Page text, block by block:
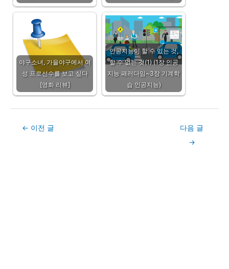
야구소녀, 가을야구에서 여
성 프로선수를 보고 싶다
[영화 리뷰]
인공지능이 할 수 있는 것,
할 수 없는 것(1) (1장 인공
지능 패러다임~3장 기계학
습 인공지능)
Post← 이전 글
다음 글
→